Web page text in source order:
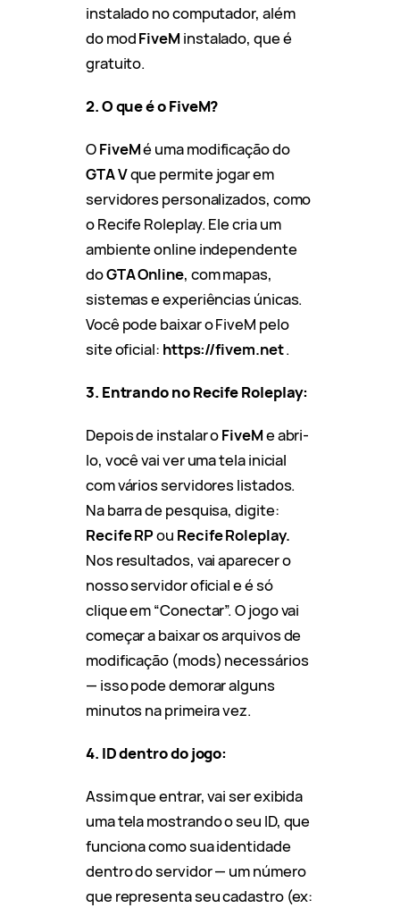
instalado no computador, além
do modFiveM instalado, que é
gratuito.
2. O que é o FiveM?
OFiveMé uma modificação do
GTA Vque permite jogar em
servidores personalizados, como
o Recife Roleplay. Ele cria um
ambiente online independente
doGTA Online, com mapas,
sistemas e experiências únicas.
Você pode baixar o FiveM pelo
site oficial: https://fivem.net.
3. Entrando no Recife Roleplay:
Depois de instalar oFiveMe abri-
lo, você vai ver uma tela inicial
com vários servidores listados.
Na barra de pesquisa, digite:
Recife RPou Recife Roleplay.
Nos resultados, vai aparecer o
nosso servidor oficial e é só
clique em “Conectar”. O jogo vai
começar a baixar os arquivos de
modificação (mods) necessários
— isso pode demorar alguns
minutos na primeira vez.
4. ID dentro do jogo:
Assim que entrar, vai ser exibida
uma tela mostrando o seu ID, que
funciona como sua identidade
dentro do servidor — um número
que representa seu cadastro (ex: